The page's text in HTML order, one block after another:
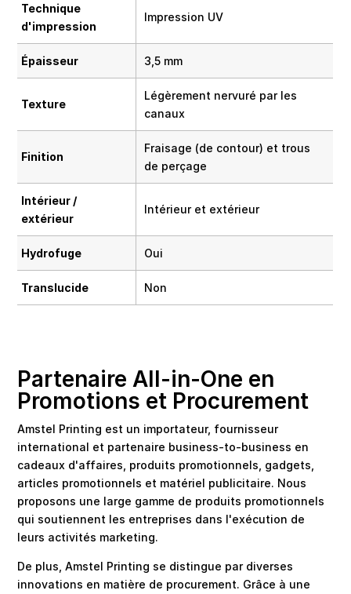
Technique
d'impression
Impression UV
Épaisseur 3,5 mm
Texture
Légèrement nervuré par les
canaux
Finition
Fraisage (de contour) et trous
de perçage
Intérieur /
extérieur
Intérieur et extérieur
Hydrofuge Oui
Translucide Non
Partenaire All-in-One en
Promotions et Procurement
Amstel Printing est un importateur, fournisseur
international et partenaire business-to-business en
cadeaux d'affaires, produits promotionnels, gadgets,
articles promotionnels et matériel publicitaire. Nous
proposons une large gamme de produits promotionnels
qui soutiennent les entreprises dans l'exécution de
leurs activités marketing.
De plus, Amstel Printing se distingue par diverses
innovations en matière de procurement. Grâce à une